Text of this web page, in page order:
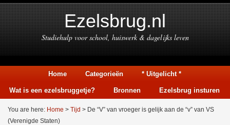
Ezelsbrug.nl
Studiehulp voor school, huiswerk & dagelijks leven
Home Categorieën * Uitgelicht *
Wat is een ezelsbruggetje? Bronnen Ezelsbrug insturen
You are here: Home > Tijd > De “V” van vroeger is gelijk aan de “v” van VS
(Verenigde Staten)